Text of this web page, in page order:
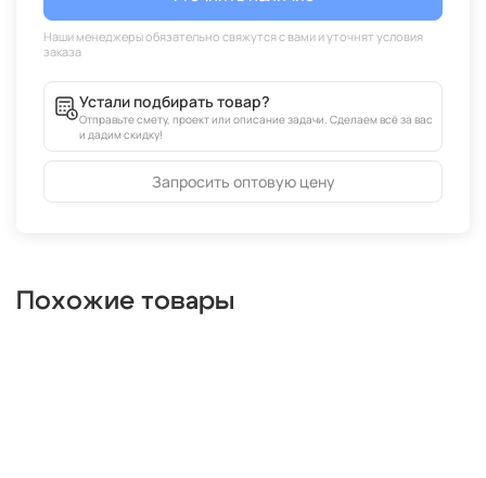
Устали подбирать товар?
Отправьте смету, проект или описание задачи. Сделаем всё за вас
и дадим скидку!
Запросить оптовую цену
Похожие товары